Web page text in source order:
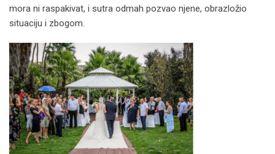
mora ni raspakivat, i sutra odmah pozvao njene, obrazložio
situaciju i zbogom.